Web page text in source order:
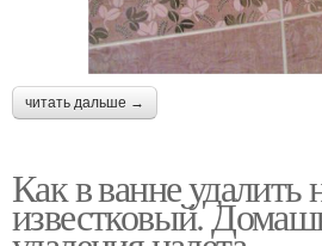
читать дальше →
Как в ванне удалить
известковый.